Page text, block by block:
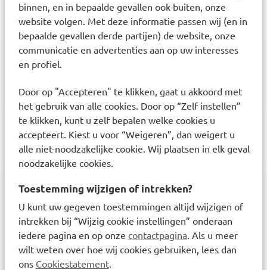
binnen, en in bepaalde gevallen ook buiten, onze
website volgen. Met deze informatie passen wij (en in
bepaalde gevallen derde partijen) de website, onze
communicatie en advertenties aan op uw interesses
en profiel.
Door op "Accepteren" te klikken, gaat u akkoord met
het gebruik van alle cookies. Door op “Zelf instellen”
te klikken, kunt u zelf bepalen welke cookies u
accepteert. Kiest u voor “Weigeren”, dan weigert u
alle niet-noodzakelijke cookie. Wij plaatsen in elk geval
noodzakelijke cookies.
Toestemming wijzigen of intrekken?
U kunt uw gegeven toestemmingen altijd wijzigen of
intrekken bij “Wijzig cookie instellingen” onderaan
iedere pagina en op onze contactpagina. Als u meer
wilt weten over hoe wij cookies gebruiken, lees dan
ons Cookiestatement.
Klanten waarderen ons met een 8.6
Nieuwsbrief
Inschrijven
Ontdek onze services
Inschrijven bij uw BENU Apotheek
Medicijnen afhalen en bezorgen
Aanmelden afhaalservice
Herhaalservice met recept